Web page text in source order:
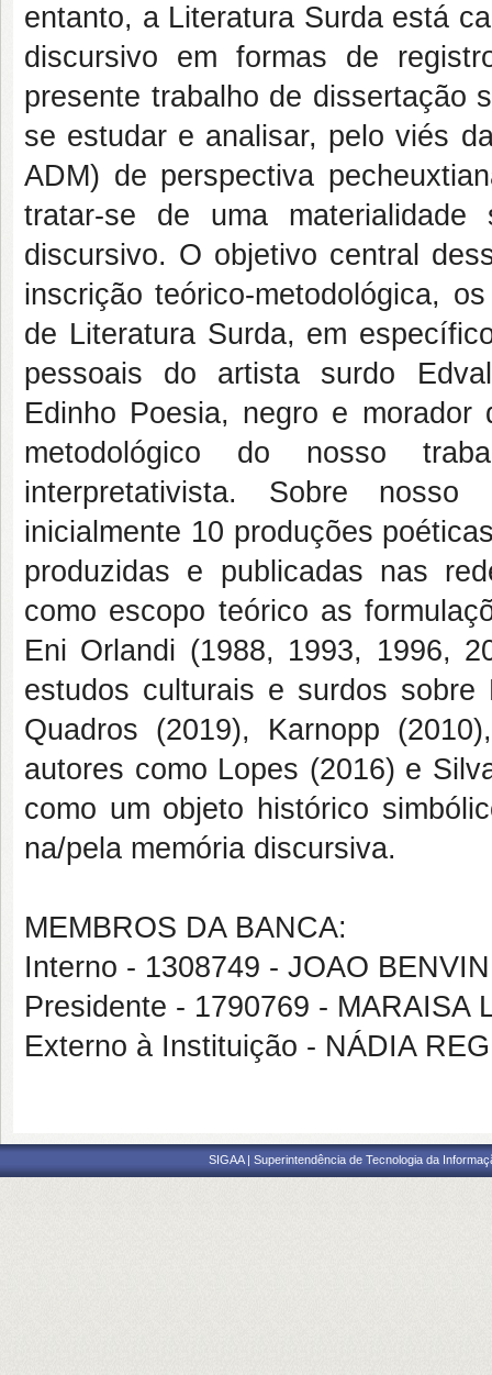
entanto, a Literatura Surda está
discursivo em formas de
presente trabalho de dissertação
se estudar e analisar, pelo viés
ADM) de perspectiva
tratar-se de uma materialidade
discursivo. O objetivo central
inscrição teórico-metodológica,
de Literatura Surda, em
pessoais do artista surdo
Edinho Poesia, negro e
metodológico do nosso
interpretativista. Sobre
inicialmente 10 produções
produzidas e publicadas nas
como escopo teórico as
Eni Orlandi (1988, 1993, 1996,
estudos culturais e surdos
Quadros (2019), Karnopp
autores como Lopes (2016) e
como um objeto histórico
na/pela memória discursiva.
MEMBROS DA BANCA:
Interno - 1308749 - JOAO
Presidente - 1790769 - MARAISA
Externo à Instituição - NÁDIA
SIGAA | Superintendência de Tecnologia da